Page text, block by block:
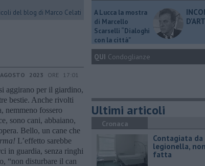
del blog di Marco Celati
2023 ORE 17:01
aggirano per il giardino,
bestie. Anche rivolti
nemmeno fossero
sono cani, abbaiano,
Bello, un cane che
L’effetto sarebbe
in guardia, senza ringhi
“non disturbare il can
A Lucca la mostra
di Marcello
Scarselli “Dialoghi
con la città"
QUI Condoglianze
Ultimi articoli
Cronaca
Contagiata da
legionella,
fatta